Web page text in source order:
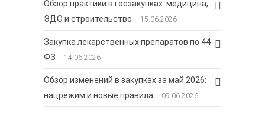
Обзор практики в госзакупках: медицина,
ЭДО и строительство
15.06.2026
Закупка лекарственных препаратов по 44-
ФЗ
14.06.2026
Обзор изменений в закупках за май 2026:
нацрежим и новые правила
09.06.2026